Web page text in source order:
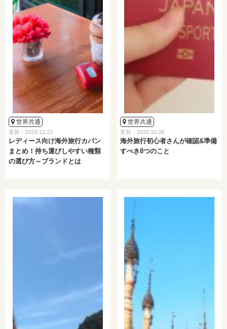
世界共通
更新：2019.12.23
レディース向け海外旅行カバン
まとめ！持ち運びしやすい種類
の選び方～ブランドとは
世界共通
更新：2020.10.28
海外旅行初心者さんが確認&準備
すべき8つのこと